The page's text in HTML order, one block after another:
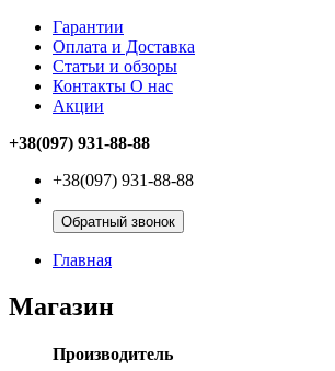
Гарантии
Оплата и Доставка
Статьи и обзоры
Контакты О нас
Акции
+38(097) 931-88-88
+38(097) 931-88-88
Обратный звонок
Главная
Магазин
Производитель